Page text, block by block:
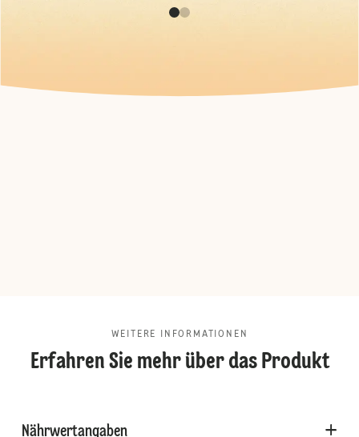
WEITERE INFORMATIONEN
Erfahren Sie mehr über das Produkt
Nährwertangaben